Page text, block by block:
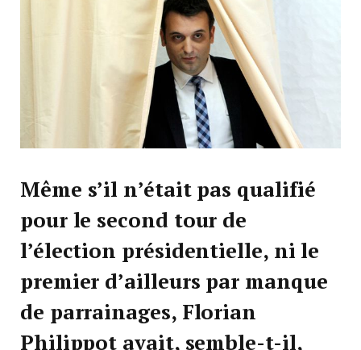
Même s’il n’était pas qualifié
pour le second tour de
l’élection présidentielle, ni le
premier d’ailleurs par manque
de parrainages, Florian
Philippot avait, semble-t-il,